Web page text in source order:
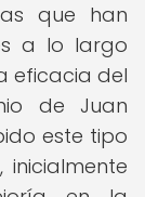
que han
a lo largo
eficacia del
de Juan
este tipo